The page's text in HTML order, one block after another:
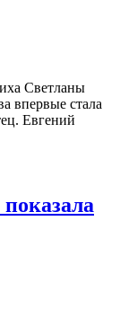
Светланы
впервые стала
Евгений